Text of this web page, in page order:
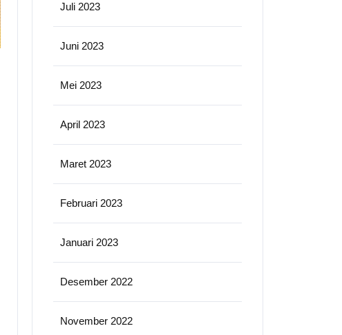
Juli 2023
Juni 2023
Mei 2023
April 2023
Maret 2023
Februari 2023
Januari 2023
Desember 2022
November 2022